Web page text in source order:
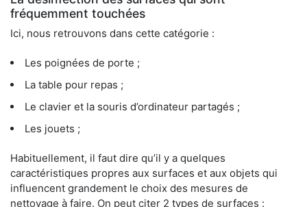
fréquemment touchées
Ici, nous retrouvons dans cette catégorie :
Les poignées de porte ;
La table pour repas ;
Le clavier et la souris d’ordinateur partagés ;
Les jouets ;
Habituellement, il faut dire qu’il y a quelques
caractéristiques propres aux surfaces et aux objets qui
influencent grandement le choix des mesures de
nettoyage à faire. On peut citer 2 types de surfaces :